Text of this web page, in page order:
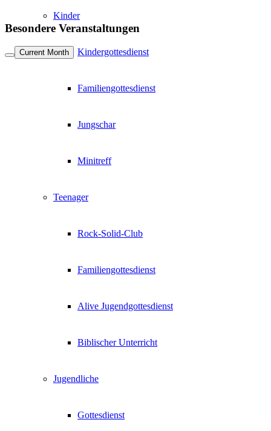
Kinder
Kindergottesdienst
Familiengottesdienst
Jungschar
Minitreff
Teenager
Rock-Solid-Club
Familiengottesdienst
Alive Jugendgottesdienst
Biblischer Unterricht
Jugendliche
Gottesdienst
Besondere Veranstaltungen
Current Month